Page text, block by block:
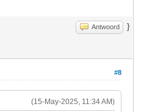
Antwoord }
#8
(15-May-2025, 11:34 AM)